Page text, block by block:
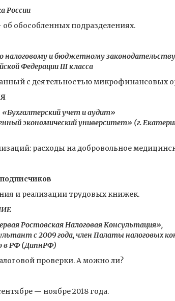
России
обособленных подразделениях.
и бюджетному
Федерации III класса
с деятельностью микрофинансовых
учет и аудит»
экономический университет» (г.
расходы на добровольное
и реализации трудовых книжек.
Ростовская Налоговая Консультация»,
с 2009 года, член Палаты налоговых
в РФ (ДипнРФ)
проверки. А можно ли?
— ноябре 2018 года.